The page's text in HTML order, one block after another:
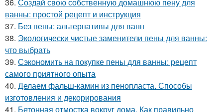
ванны: простой рецепт и инструкция
37. Без пены: альтернативы для ванн
38. Экологически чистые заменители пены для ванны:
что выбрать
39. Сэкономить на покупке пены для ванны: рецепт
самого приятного опыта
40. Делаем фальш-камин из пенопласта. Способы
изготовления и декорирования
41. Бетонная отмостка вокруг дома. Как правильно